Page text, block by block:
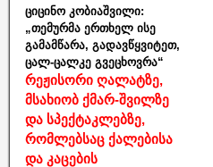
ციცინო კობიაშვილი:
„თემურმა ერთხელ ისე
გამამწარა, გადავწყვიტეთ,
ცალ-ცალკე გვეცხოვრა“
რეჟისორი ღალატზე,
მსახიობ ქმარ-შვილზე
და სპექტაკლებზე,
რომლებსაც ქალებისა
და კაცების